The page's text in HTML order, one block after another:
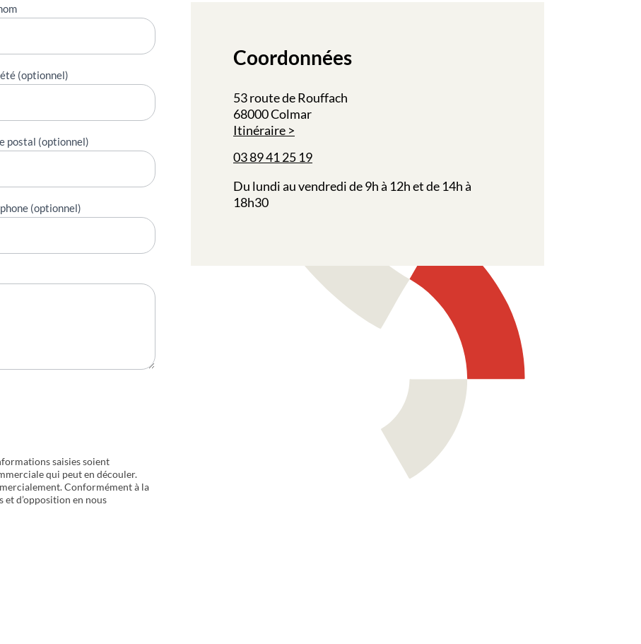
(optionnel)
postal (optionnel)
(optionnel)
saisies soient
qui peut en découler.
Conformément à la
et d’opposition en nous
Coordonnées
53 route de Rouffach
68000 Colmar
Itinéraire
03 89 41 25 19
Du lundi au vendredi de 9h à 12h et de 14h à
18h30